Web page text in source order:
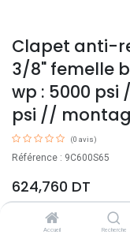
Accueil Recherche
Clapet anti-
3/8" femelle
wp : 5000 psi
psi //
(0 avis)
Référence : 9C600S65
624,760 DT